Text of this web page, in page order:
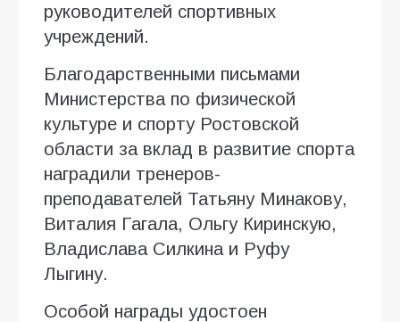
руководителей спортивных
учреждений.
Благодарственными письмами
Министерства по физической
культуре и спорту Ростовской
области за вклад в развитие спорта
наградили тренеров-
преподавателей Татьяну Минакову,
Виталия Гагала, Ольгу Киринскую,
Владислава Силкина и Руфу
Лыгину.
Особой награды удостоен